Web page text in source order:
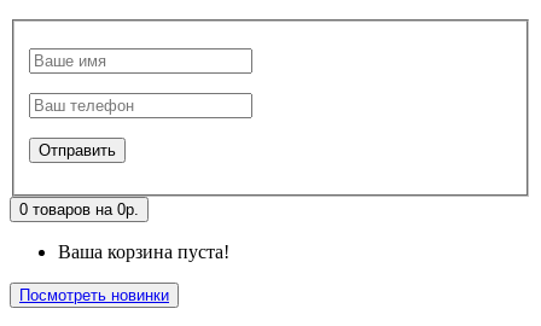
0 товаров на 0р.
Ваша корзина пуста!
Посмотреть новинки